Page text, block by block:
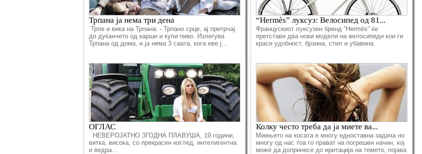
Трпана ја нема три дена
Трпе и вика на Трпана: - Трпано срце, ај претрчај
до дуќанчето од карши и купи пиво. Излегува
Трпана од дома, и ја нема 3 саата, кога еве ј...
ОГЛАС
НЕВЕРОЈАТНО ЗГОДНА ПЛАВУША, 19 години,
витка, висока, со прекрасен изглед, интелигентна
и ведра...
“Hermès” луксуз: Велосипед од 81...
Францускиот луксузен бренд “Hermès” ќе
претстави два нови модели на велосипеди кои ги
краси удобност, брзина, стил и убавина.
Колку често треба да ја миете ва...
Миењето на косата е многу едноставна задача но
многу од нас тоа го прават на погрешен начин, кој
може да допринесе до иритација на темето, појава